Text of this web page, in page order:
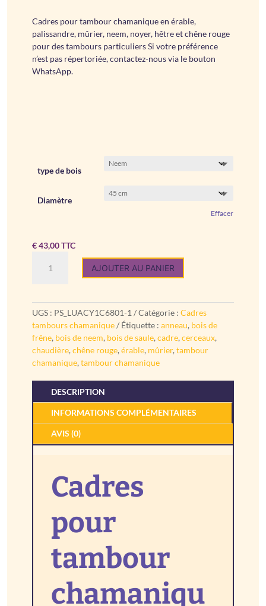
Cadres pour tambour chamanique en érable,
palissandre, mûrier, neem, noyer, hêtre et chêne rouge
pour des tambours particuliers Si votre préférence
n’est pas répertoriée, contactez-nous via le bouton
WhatsApp.
type de bois
Diamètre
Effacer
€43,00 TTC
chamanique
»
AJOUTER AU PANIER
UGS : PS_LUACY1C6801-1 Catégorie :Cadres
tambours chamanique
Étiquette :anneau, bois de
frêne, bois de neem, bois de saule,cadre,cerceaux,
chaudière,chêne rouge,érable, mûrier,tambour
chamanique,tambour chamanique
DESCRIPTION
INFORMATIONS COMPLÉMENTAIRES
AVIS (0)
Cadres
pour
tambour
chamaniqu